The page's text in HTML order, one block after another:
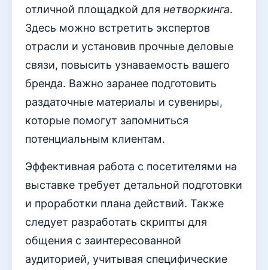
отличной площадкой для нетворкинга.
Здесь можно встретить экспертов
отрасли и установив прочные деловые
связи, повысить узнаваемость вашего
бренда. Важно заранее подготовить
раздаточные материалы и сувениры,
которые помогут запомниться
потенциальным клиентам.
Эффективная работа с посетителями на
выставке требует детальной подготовки
и проработки плана действий. Также
следует разработать скрипты для
общения с заинтересованной
аудиторией, учитывая специфические